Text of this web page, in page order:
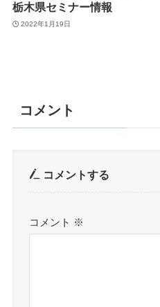
栃木県セミナー情報
2022年1月19日
コメント
コメントする
コメント ※